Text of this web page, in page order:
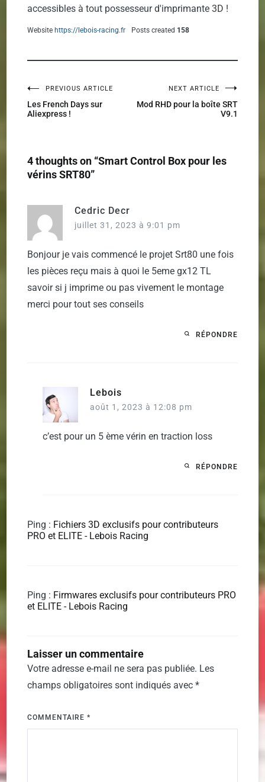
accessibles à tout possesseur d'imprimante 3D !
Website https://lebois-racing.fr Posts created 158
Navigation
l’article
PREVIOUS ARTICLE
Les French Days sur
Aliexpress !
NEXT ARTICLE
Mod RHD pour la boîte SRT
V9.1
4 thoughts on “Smart Control Box pour les
vérins SRT80”
Cedric Decr
juillet 31, 2023 à 9:01 pm
Bonjour je vais commencé le projet Srt80 une fois
les pièces reçu mais à quoi le 5eme gx12 TL
savoir si j imprime ou pas vivement le montage
merci pour tout ses conseils
RÉPONDRE
Lebois
août 1, 2023 à 12:08 pm
c’est pour un 5 ème vérin en traction loss
RÉPONDRE
Ping : Fichiers 3D exclusifs pour contributeurs
PRO et ELITE - Lebois Racing
Ping : Firmwares exclusifs pour contributeurs PRO
et ELITE - Lebois Racing
Laisser un commentaire
Votre adresse e-mail ne sera pas publiée. Les
champs obligatoires sont indiqués avec*
COMMENTAIRE*